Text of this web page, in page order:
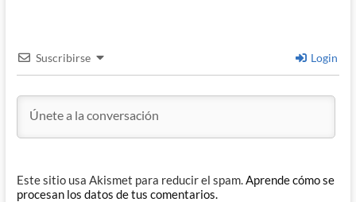
Suscribirse Login
Este sitio usa Akismet para reducir el spam.Aprende cómo se
procesan los datos de tus comentarios.